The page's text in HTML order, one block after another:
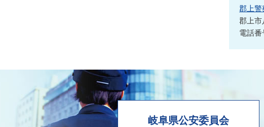
郡上警
郡上市
電話番
岐阜県公安委員会